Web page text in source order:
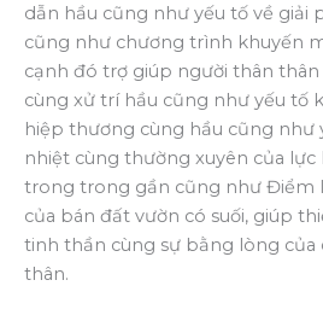
dẫn hầu cũng như yếu tố về giải
cũng như chương trình khuyến
cạnh đó trợ giúp người thân
cùng xử trí hầu cũng như yếu tố
hiệp thương cùng hầu cũng như
nhiệt cùng thường xuyên của lực
trong trong gần cũng như Điểm
của bán đất vườn có suối, giúp
tinh thần cùng sự bằng lòng của
thân.